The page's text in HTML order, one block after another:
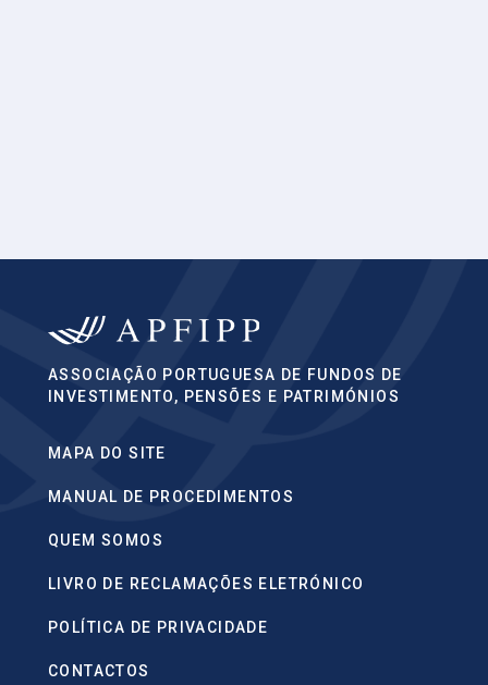
ASSOCIAÇÃO PORTUGUESA DE FUNDOS DE
INVESTIMENTO, PENSÕES E PATRIMÓNIOS
MAPA DO SITE
MANUAL DE PROCEDIMENTOS
QUEM SOMOS
LIVRO DE RECLAMAÇÕES ELETRÓNICO
POLÍTICA DE PRIVACIDADE
CONTACTOS